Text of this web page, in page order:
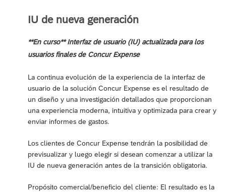
IU de nueva generación
**En curso** Interfaz de usuario (IU) actualizada para los
usuarios finales de Concur Expense
La continua evolución de la experiencia de la interfaz de
usuario de la solución Concur Expense es el resultado de
un diseño y una investigación detallados que proporcionan
una experiencia moderna, intuitiva y optimizada para crear y
enviar informes de gastos.
Los clientes de Concur Expense tendrán la posibilidad de
previsualizar y luego elegir si desean comenzar a utilizar la
IU de nueva generación antes de la transición obligatoria.
Propósito comercial/beneficio del cliente: El resultado es la